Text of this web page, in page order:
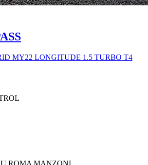
MY22 LONGITUDE 1.5 TURBO T4